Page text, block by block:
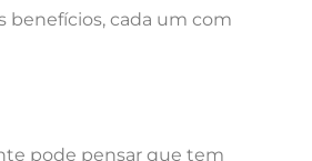
benefícios, cada um com
pode pensar que tem